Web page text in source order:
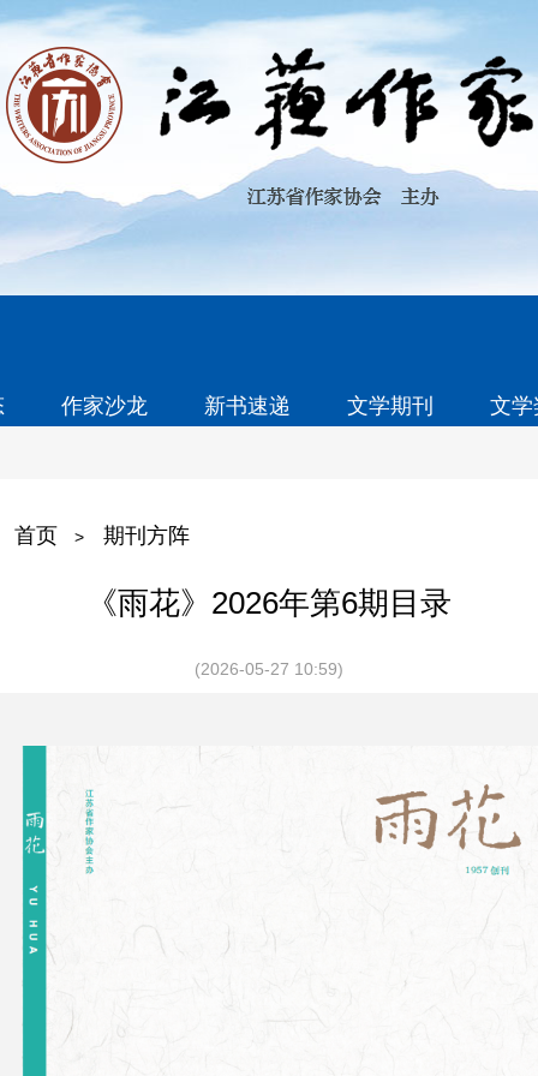
作家沙龙 新书速递 文学期刊 文
首页 > 期刊方阵
《雨花》2026年第6期目录
(2026-05-27 10:59)